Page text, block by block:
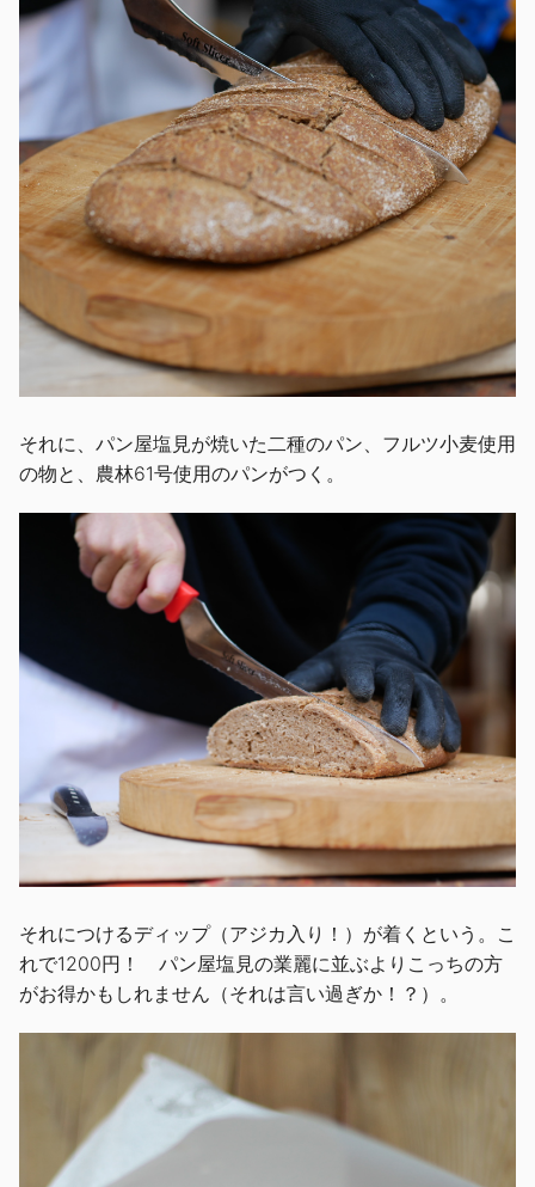
それに、パン屋塩見が焼いた二種のパン、フルツ小麦使用
の物と、農林61号使用のパンがつく。
それにつけるディップ（アジカ入り！）が着くという。こ
れで1200円！ パン屋塩見の業麗に並ぶよりこっちの方
がお得かもしれません（それは言い過ぎか！？）。